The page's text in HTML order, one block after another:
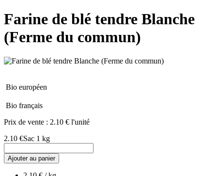
Farine de blé tendre Blanche
(Ferme du commun)
Bio européen
Bio français
Prix de vente : 2.10 € l'unité
2.10 €Sac 1 kg
Ajouter au panier